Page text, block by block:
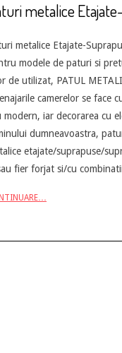
metalice
metalice Etajate-
modele de paturi si
de utilizat, PATUL
camerelor se face
modern, iar decorarea cu
dumneavoastra,
etajate/suprapuse/
fier forjat si/cu